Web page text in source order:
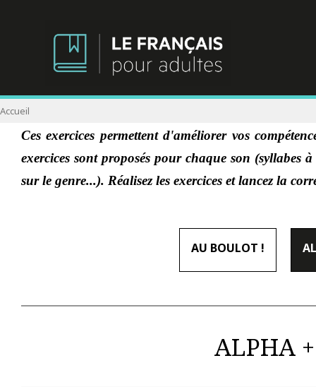
Accueil
Ces exercices permettent d'améliorer vos
exercices sont proposés pour chaque son (syllabes
sur le genre...). Réalisez les exercices et lancez la
AU BOULOT !
ALPHA